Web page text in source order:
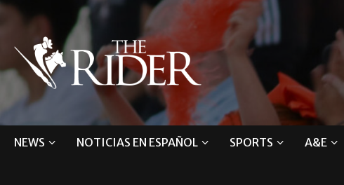
NEWS NOTICIAS EN ESPAÑOL SPORTS A&E